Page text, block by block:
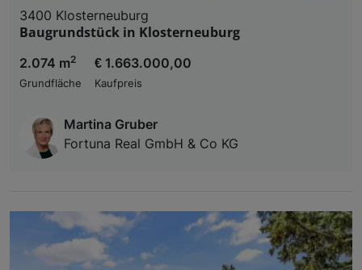
3400 Klosterneuburg
Baugrundstück in Klosterneuburg
2.074 m2
Grundfläche
€ 1.663.000,00
Kaufpreis
Martina Gruber
Fortuna Real GmbH & Co KG